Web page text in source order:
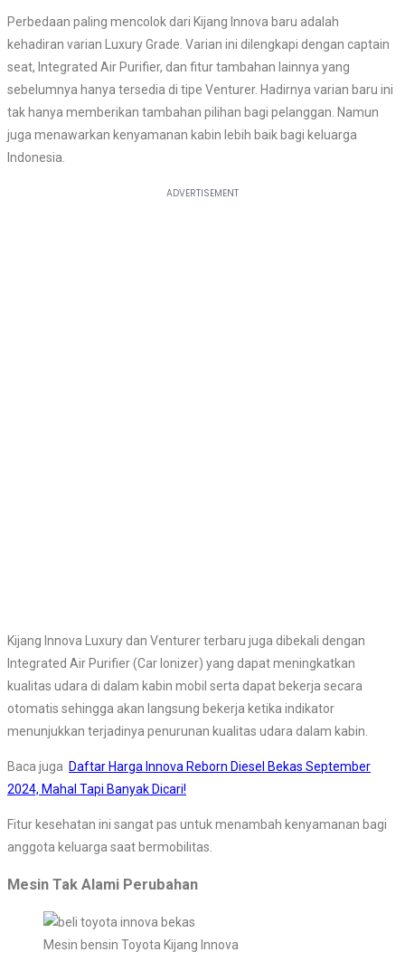
Perbedaan paling mencolok dari Kijang Innova baru adalah
kehadiran varian Luxury Grade. Varian ini dilengkapi dengan captain
seat, Integrated Air Purifier, dan fitur tambahan lainnya yang
sebelumnya hanya tersedia di tipe Venturer. Hadirnya varian baru ini
tak hanya memberikan tambahan pilihan bagi pelanggan. Namun
juga menawarkan kenyamanan kabin lebih baik bagi keluarga
Indonesia.
Kijang Innova Luxury dan Venturer terbaru juga dibekali dengan
Integrated Air Purifier (Car Ionizer) yang dapat meningkatkan
kualitas udara di dalam kabin mobil serta dapat bekerja secara
otomatis sehingga akan langsung bekerja ketika indikator
menunjukkan terjadinya penurunan kualitas udara dalam kabin.
Baca juga Daftar Harga Innova Reborn Diesel Bekas September
2024, Mahal Tapi Banyak Dicari!
Fitur kesehatan ini sangat pas untuk menambah kenyamanan bagi
anggota keluarga saat bermobilitas.
Mesin Tak Alami Perubahan
Mesin bensin Toyota Kijang Innova